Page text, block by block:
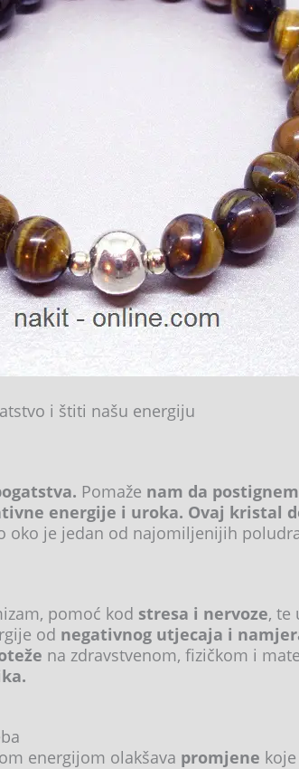
i štiti našu energiju
Pomaže nam da
energije i uroka. Ovaj kristal
oko je jedan od najomiljenijih
pomoć kod stresa i nervoze, te
od negativnog utjecaja i
na zdravstvenom, fizičkom i
energijom olakšava promjene